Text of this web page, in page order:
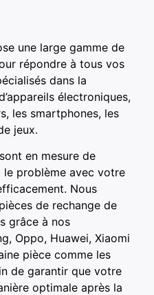
une large gamme de
répondre à tous vos
dans la
électroniques,
les smartphones, les
jeux.
en mesure de
problème avec votre
Nous
de rechange de
grâce à nos
Oppo, Huawei, Xiaomi
pièce comme les
de garantir que votre
optimale après la